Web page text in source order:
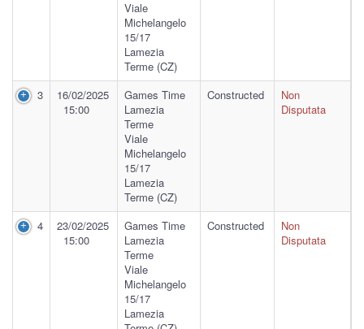
Viale
Michelangelo
15/17
Lamezia
Terme (CZ)
3
16/02/2025
15:00
Games Time
Lamezia
Terme
Viale
Michelangelo
15/17
Lamezia
Terme (CZ)
Constructed
Non
Disputata
4
23/02/2025
15:00
Games Time
Lamezia
Terme
Viale
Michelangelo
15/17
Lamezia
Constructed
Non
Disputata